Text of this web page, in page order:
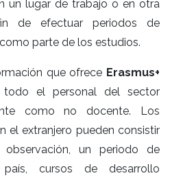
un lugar de trabajo o en otra
de efectuar periodos de
parte de los estudios.
que ofrece Erasmus+
todo el personal del sector
como no docente. Los
el extranjero pueden consistir
un periodo de
cursos de desarrollo